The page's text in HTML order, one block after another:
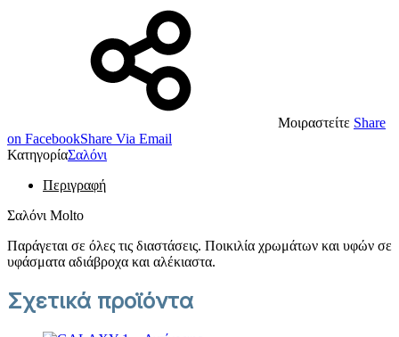
Μοιραστείτε Share
on FacebookShare Via Email
ΚατηγορίαΣαλόνι
Περιγραφή
Σαλόνι Molto
Παράγεται σε όλες τις διαστάσεις. Ποικιλία χρωμάτων και υφών σε
υφάσματα αδιάβροχα και αλέκιαστα.
Σχετικά προϊόντα